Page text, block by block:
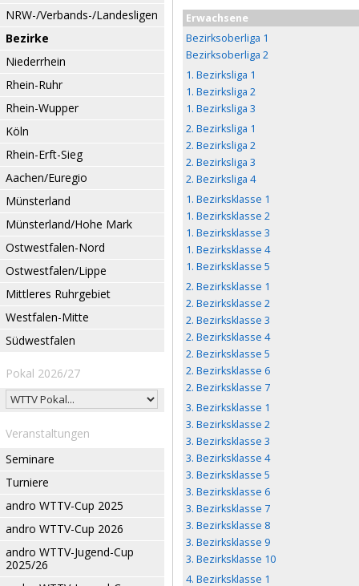
NRW-/Verbands-/Landesligen
Bezirke
Niederrhein
Rhein-Ruhr
Rhein-Wupper
Köln
Rhein-Erft-Sieg
Aachen/Euregio
Münsterland
Münsterland/Hohe Mark
Ostwestfalen-Nord
Ostwestfalen/Lippe
Mittleres Ruhrgebiet
Westfalen-Mitte
Südwestfalen
Pokal 2026/27
Veranstaltungen
Seminare
Turniere
andro WTTV-Cup 2025
andro WTTV-Cup 2026
andro WTTV-Jugend-Cup
2025/26
Erwachsene
Bezirksoberliga 1
Bezirksoberliga 2
1. Bezirksliga 1
1. Bezirksliga 2
1. Bezirksliga 3
2. Bezirksliga 1
2. Bezirksliga 2
2. Bezirksliga 3
2. Bezirksliga 4
1. Bezirksklasse 1
1. Bezirksklasse 2
1. Bezirksklasse 3
1. Bezirksklasse 4
1. Bezirksklasse 5
2. Bezirksklasse 1
2. Bezirksklasse 2
2. Bezirksklasse 3
2. Bezirksklasse 4
2. Bezirksklasse 5
2. Bezirksklasse 6
2. Bezirksklasse 7
3. Bezirksklasse 1
3. Bezirksklasse 2
3. Bezirksklasse 3
3. Bezirksklasse 4
3. Bezirksklasse 5
3. Bezirksklasse 6
3. Bezirksklasse 7
3. Bezirksklasse 8
3. Bezirksklasse 9
3. Bezirksklasse 10
4. Bezirksklasse 1